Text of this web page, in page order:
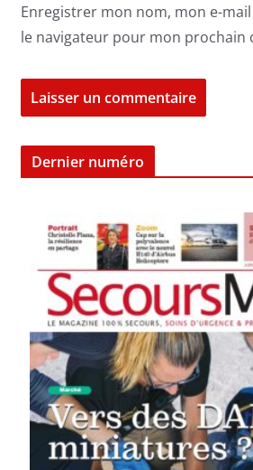
Enregistrer mon nom, mon e-
le navigateur pour mon prochain
Dernier numéro